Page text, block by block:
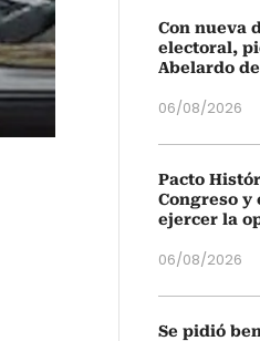
Con nueva
electoral,
Abelardo
06/08/2026
Pacto
Congreso y
ejercer la
06/08/2026
Se pidió